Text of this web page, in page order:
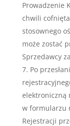
Prowadzenie
chwili
stosownego
może zostać
Sprzedawcy
Po
elektroniczną
w formularzu
Rejestracji